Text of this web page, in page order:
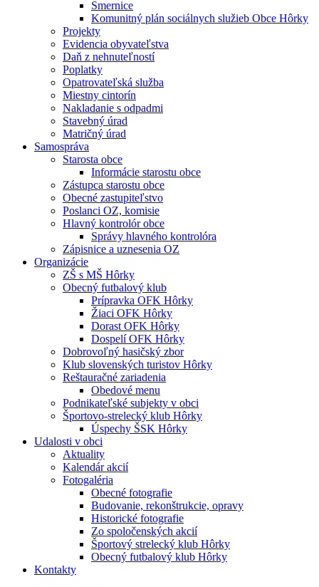
Smernice
Komunitný plán sociálnych služieb Obce Hôrky
Projekty
Evidencia obyvateľstva
Daň z nehnuteľností
Poplatky
Opatrovateľská služba
Miestny cintorín
Nakladanie s odpadmi
Stavebný úrad
Matričný úrad
Samospráva
Starosta obce
Informácie starostu obce
Zástupca starostu obce
Obecné zastupiteľstvo
Poslanci OZ, komisie
Hlavný kontrolór obce
Správy hlavného kontrolóra
Zápisnice a uznesenia OZ
Organizácie
ZŠ s MŠ Hôrky
Obecný futbalový klub
Prípravka OFK Hôrky
Žiaci OFK Hôrky
Dorast OFK Hôrky
Dospelí OFK Hôrky
Dobrovoľný hasičský zbor
Klub slovenských turistov Hôrky
Reštauračné zariadenia
Obedové menu
Podnikateľské subjekty v obci
Športovo-strelecký klub Hôrky
Úspechy ŠSK Hôrky
Udalosti v obci
Aktuality
Kalendár akcií
Fotogaléria
Obecné fotografie
Budovanie, rekonštrukcie, opravy
Historické fotografie
Zo spoločenských akcií
Športový strelecký klub Hôrky
Obecný futbalový klub Hôrky
Kontakty